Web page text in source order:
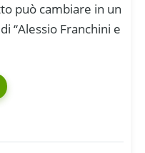
può cambiare in un
“Alessio Franchini e